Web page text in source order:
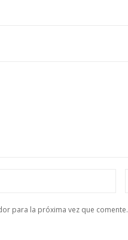
para la próxima vez que comente.